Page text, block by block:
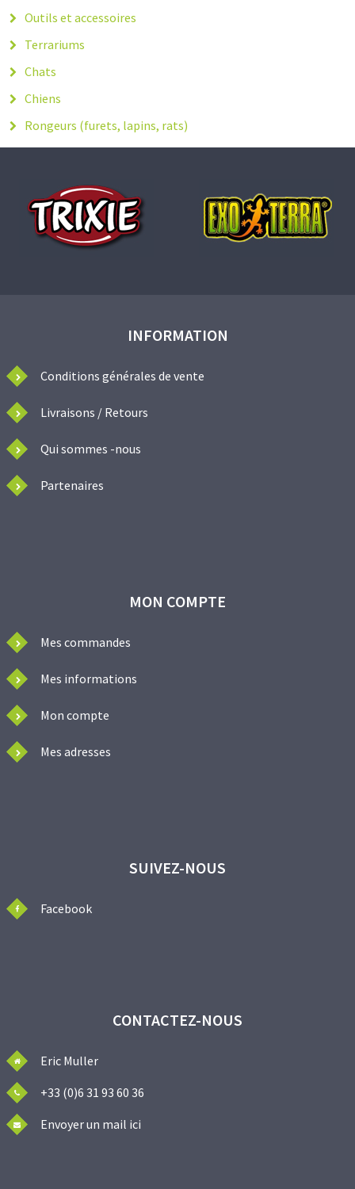
Outils et accessoires
Terrariums
Chats
Chiens
Rongeurs (furets, lapins, rats)
INFORMATION
Conditions générales de vente
Livraisons / Retours
Qui sommes -nous
Partenaires
MON COMPTE
Mes commandes
Mes informations
Mon compte
Mes adresses
SUIVEZ-NOUS
Facebook
CONTACTEZ-NOUS
Eric Muller
+33 (0)6 31 93 60 36
Envoyer un mail ici